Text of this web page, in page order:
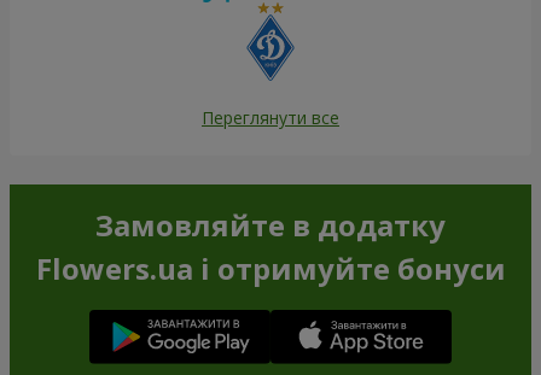
Переглянути все
Замовляйте в додатку
Flowers.ua і отримуйте бонуси